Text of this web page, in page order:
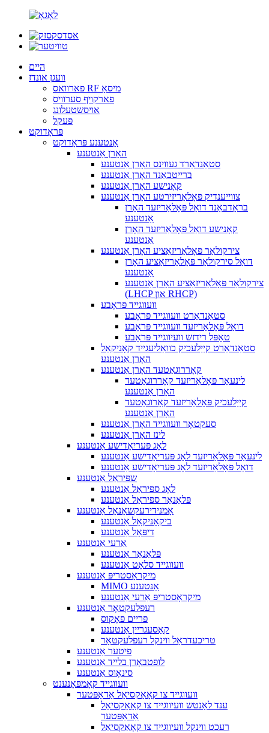
היים
וועגן אונדז
פארוואס RF מיסאָ
פארקויף סערוויס
אויסשטעלונג
פּעקל
פּראָדוקט
אַנטענע פּראָדוקט
האָרן אַנטענע
סטאַנדאַרד געווינס האָרן אַנטענע
ברייטבאַנד האָרן אַנטענע
קאָנישע האָרן אַנטענע
צווייענדיק פּאָלאַריזירטע האָרן אַנטענע
בראָדבאַנד דואַל פּאָלאַריזעד האָרן
אַנטענע
קאָנישע דואַל פּאָלאַריזעד האָרן
אַנטענע
צירקולאַר פּאָלאַריזאַציע האָרן אַנטענע
דואַל סירקולאַר פּאָלאַריזאַציע האָרן
אַנטענע
צירקולאַר פּאָלאַריזאַציע האָרן אַנטענע
(LHCP און RHCP)
וועווגייד פּראָבע
סטאַנדאַרט וועווגייד פּראָבע
דואַל פּאָלאַריזעד וועווגייד פּראָבע
טאָפּל רידזש וועיווגייד פּראָבע
סטאַנדאַרט קייַלעכיק כוואַליעגייד קאָניקאַל
האָרן אַנטענע
קאָררוגאַטעד האָרן אַנטענע
לינעאַר פּאָלאַריזעד קאָררוגאַטעד
האָרן אַנטענע
קייַלעכיק פּאָלאַריזעד קאָרוגאַטעד
האָרן אַנטענע
סעקטאָר וועווגייד האָרן אַנטענע
לינז האָרן אַנטענע
לאָג פּעריִאָדישע אַנטענע
לינעאַר פּאָלאַריזעד לאָג פּעריאָדישע אַנטענע
דואַל פּאָלאַריזעד לאָג פּעריאָדישע אַנטענע
שפּיראַל אַנטענע
לאָג ספּיראַל אַנטענע
פּלאַנאַר ספּיראַל אַנטענע
אָמנידירעקשאַנאַל אַנטענע
ביקאָניקאַל אַנטענע
דיפּאָל אַנטענע
אַרעי אַנטענע
פּלאַנאַר אַנטענע
וועווגייד סלאָט אַנטענע
מיקראָסטריפּ אַנטענע
MIMO אַנטענע
מיקראָסטריפּ אַרעי אַנטענע
רעפלעקטאָר אַנטענע
פּריים פאָקוס
קאַסעגריין אַנטענע
טריכעדראַל ווינקל רעפלעקטאָר
פיטער אַנטענע
לופטבאָרן בלייד אַנטענע
סינאָוס אַנטענע
וועווגייד קאָמפּאָנענט
וועווגייד צו קאָאַקסיאַל אַדאַפּטער
ענד לאָנטש וועיווגייד צו קאָאַקסיאַל
אַדאַפּטער
רעכט ווינקל וועיווגייד צו קאָאַקסיאַל